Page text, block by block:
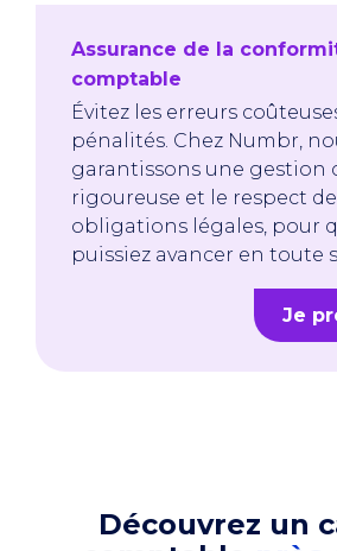
Assurance de la
comptable
Évitez les erreurs
pénalités. Chez Numbr,
garantissons une gestion
rigoureuse et le respect
obligations légales, pour
puissiez avancer en toute
Je
Découvrez un